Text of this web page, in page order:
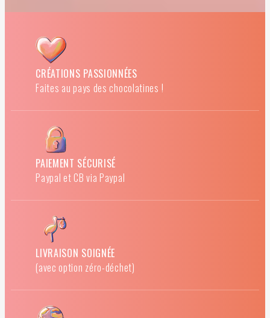
CRÉATIONS PASSIONNÉES
Faites au pays des chocolatines !
PAIEMENT SÉCURISÉ
Paypal et CB via Paypal
LIVRAISON SOIGNÉE
(avec option zéro-déchet)